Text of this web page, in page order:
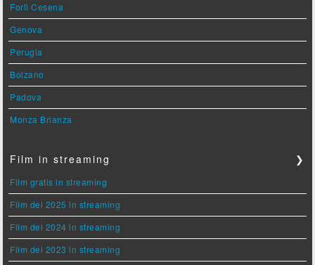
Forlì Cesena
Genova
Perugia
Bolzano
Padova
Monza Brianza
Film in streaming ❯
Film gratis in streaming
Film del 2025 in streaming
Film del 2024 in streaming
Film del 2023 in streaming